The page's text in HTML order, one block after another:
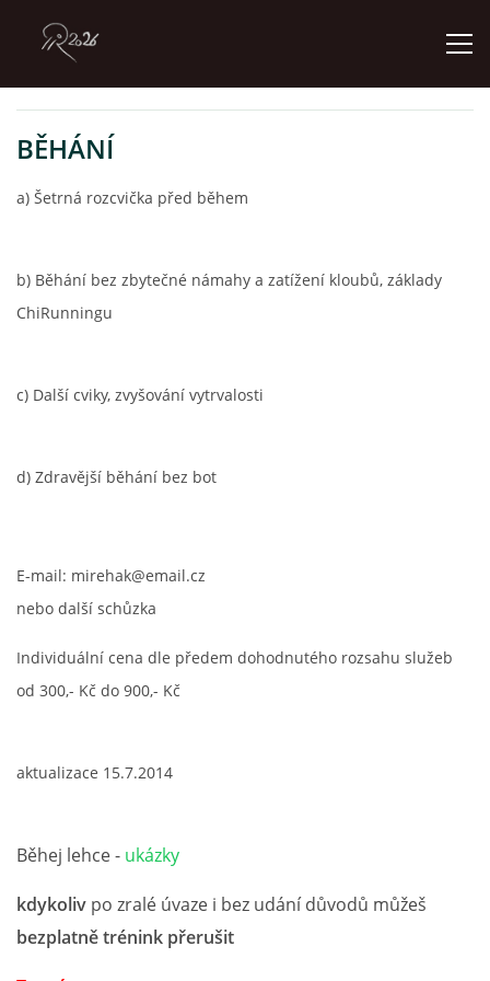
ÚVOD
GALERIE
BĚHÁNÍ
a) Šetrná rozcvička před během
b) Běhání bez zbytečné námahy a zatížení kloubů, základy
ChiRunningu
c) Další cviky, zvyšování vytrvalosti
d) Zdravější běhání bez bot
E-mail: mirehak@email.cz
nebo další schůzka
Individuální cena dle předem dohodnutého rozsahu služeb
od 300,- Kč do 900,- Kč
aktualizace 15.7.2014
Běhej lehce - ukázky
kdykoliv po zralé úvaze i bez udání důvodů můžeš
bezplatně trénink přerušit